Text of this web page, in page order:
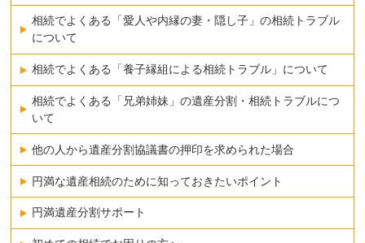
相続でよくある「愛人や内縁の妻・隠し子」の相続トラブル
について
相続でよくある「養子縁組による相続トラブル」について
相続でよくある「兄弟姉妹」の遺産分割・相続トラブルにつ
いて
他の人から遺産分割協議書の押印を求められた場合
円満な遺産相続のために知っておきたいポイント
円満遺産分割サポート